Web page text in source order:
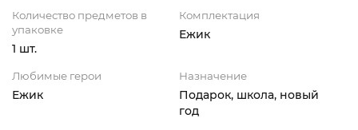
Количество предметов в
упаковке
1 шт.
Комплектация
Ежик
Любимые герои
Ежик
Назначение
Подарок, школа, новый
год